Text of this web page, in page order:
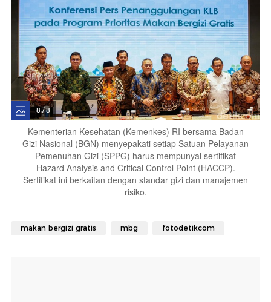
8 / 8
Kementerian Kesehatan (Kemenkes) RI bersama Badan
Gizi Nasional (BGN) menyepakati setiap Satuan Pelayanan
Pemenuhan Gizi (SPPG) harus mempunyai sertifikat
Hazard Analysis and Critical Control Point (HACCP).
Sertifikat ini berkaitan dengan standar gizi dan manajemen
risiko.
makan bergizi gratis mbg fotodetikcom